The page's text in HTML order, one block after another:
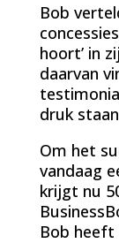
Bob
hoort’ in
daarvan
druk
Om het
vandaag
krijgt nu
Bob heeft